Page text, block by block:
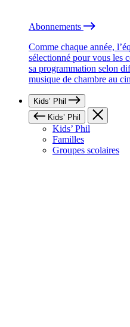
Abonnements
Comme chaque année,
sélectionné pour vous les
sa programmation selon
musique de chambre au
Kids’ Phil
Kids’ Phil
Kids’ Phil
Familles
Groupes scolaires